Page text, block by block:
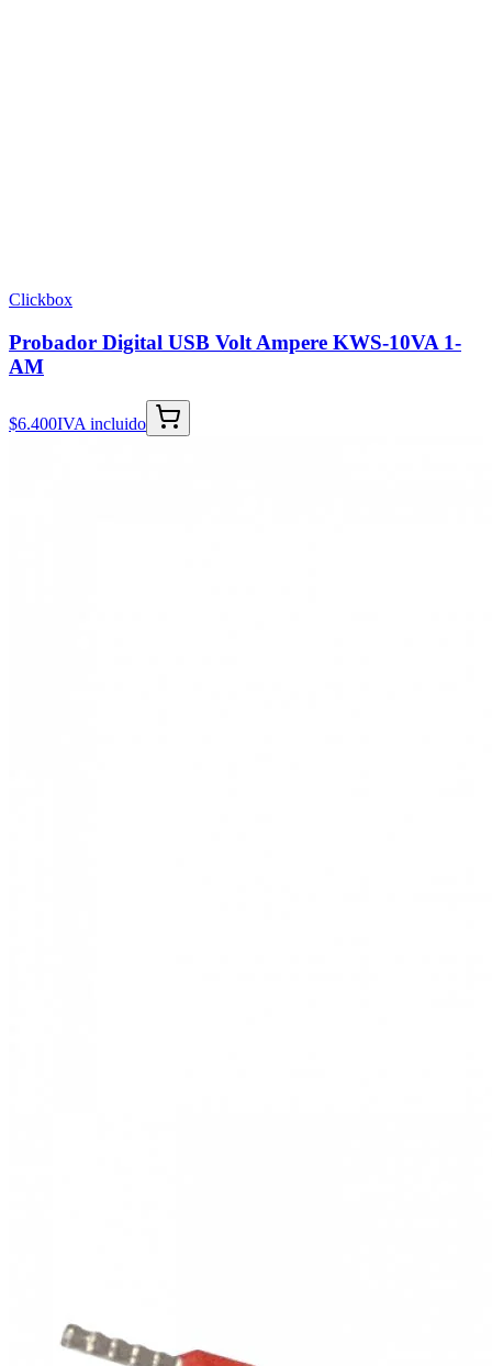
Clickbox
Probador Digital USB Volt Ampere KWS-10VA 1-
AM
$6.400IVA incluido